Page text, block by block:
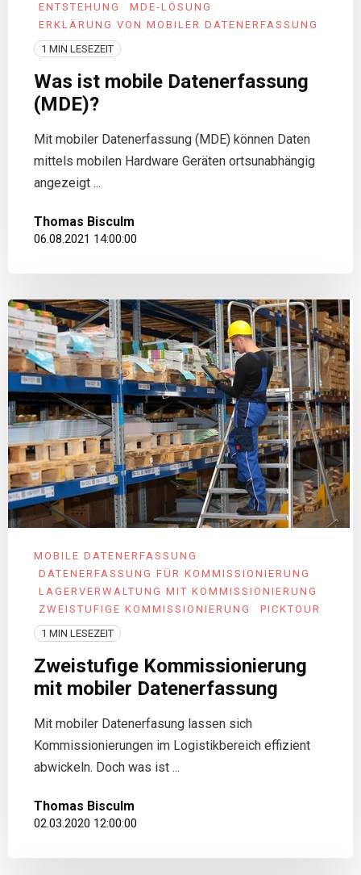
ENTSTEHUNG
MDE-LÖSUNG
ERKLÄRUNG VON MOBILER DATENERFASSUNG
1 MIN LESEZEIT
Was ist mobile Datenerfassung
(MDE)?
Mit mobiler Datenerfassung (MDE) können Daten
mittels mobilen Hardware Geräten ortsunabhängig
angezeigt ...
Thomas Bisculm
06.08.2021 14:00:00
MOBILE DATENERFASSUNG
DATENERFASSUNG FÜR KOMMISSIONIERUNG
LAGERVERWALTUNG MIT KOMMISSIONIERUNG
ZWEISTUFIGE KOMMISSIONIERUNG
PICKTOUR
1 MIN LESEZEIT
Zweistufige Kommissionierung
mit mobiler Datenerfassung
Mit mobiler Datenerfasung lassen sich
Kommissionierungen im Logistikbereich effizient
abwickeln. Doch was ist ...
Thomas Bisculm
02.03.2020 12:00:00